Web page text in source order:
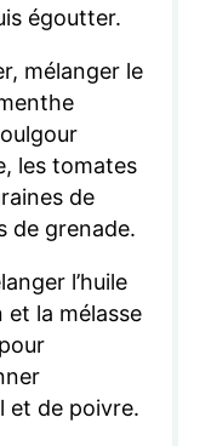
égoutter.
mélanger le
les tomates
de
de grenade.
l’huile
et la mélasse
et de poivre.